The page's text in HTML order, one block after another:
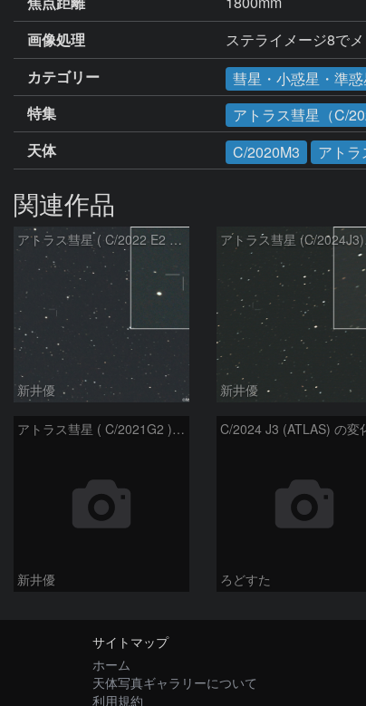
画像処理
ステライメージ8で
カテゴリー
彗星・小惑星・準惑
特集
アトラス彗星（C/
天体
C/2020M3 アトラ
関連作品
アトラス彗星 ( C/2022 E2 )：2026/07/27
新井優
ア
新井優
アトラス彗星 ( C/2021G2 )：2026/07/08
新井優
C/2024 J3 (ATLAS) の変
ろどすた
サイトマップ
ホーム
天体写真ギャラリーについて
利用規約